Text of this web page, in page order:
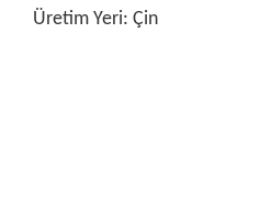
Üretim Yeri: Çin